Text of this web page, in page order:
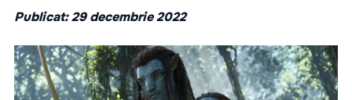
Publicat: 29 decembrie 2022